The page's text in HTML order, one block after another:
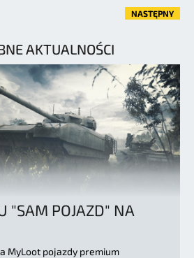
NASTĘPNY
AKTUALNOŚCI
"SAM POJAZD" NA
MyLoot pojazdy premium